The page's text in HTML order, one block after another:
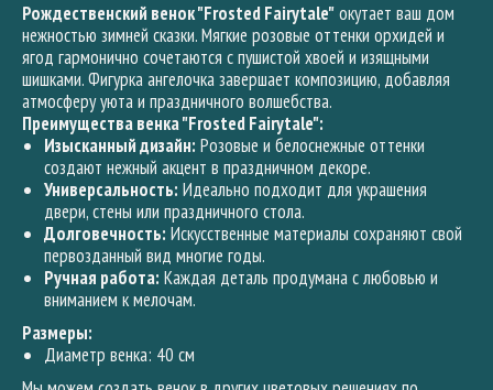
Рождественский венок "Frosted Fairytale"окутает ваш дом
нежностью зимней сказки. Мягкие розовые оттенки орхидей и
ягод гармонично сочетаются с пушистой хвоей и изящными
шишками. Фигурка ангелочка завершает композицию, добавляя
атмосферу уюта и праздничного волшебства.
Преимущества венка "Frosted Fairytale":
Изысканный дизайн: Розовые и белоснежные оттенки
создают нежный акцент в праздничном декоре.
Универсальность: Идеально подходит для украшения
двери, стены или праздничного стола.
Долговечность: Искусственные материалы сохраняют свой
первозданный вид многие годы.
Ручная работа: Каждая деталь продумана с любовью и
вниманием к мелочам.
Размеры:
Диаметр венка: 40 см